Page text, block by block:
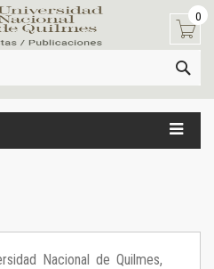
0
Nacional de Quilmes,